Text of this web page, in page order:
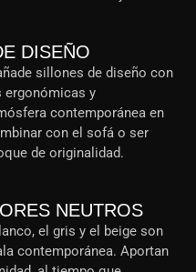
DISEÑO
sillones de diseño con
ergonómicas y
contemporánea en
con el sofá o ser
de originalidad.
NEUTROS
el gris y el beige son
contemporánea. Aportan